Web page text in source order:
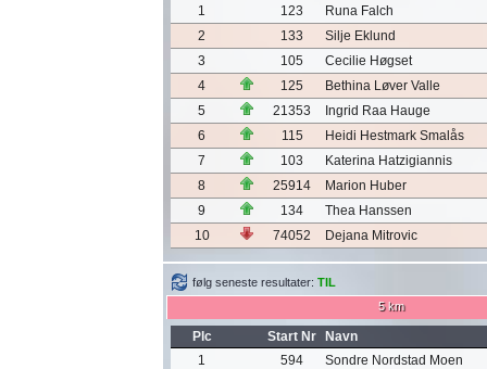
1
123
Runa Falch
2
133
Silje Eklund
3
105
Cecilie Høgset
4
125
Bethina Løver Valle
5
21353
Ingrid Raa Hauge
6
115
Heidi Hestmark Smalås
7
103
Katerina Hatzigiannis
8
25914
Marion Huber
9
134
Thea Hanssen
10
74052 Dejana Mitrovic
følg seneste resultater: TIL
5 km
Plc Start Nr
Navn
1
594
Sondre Nordstad Moen